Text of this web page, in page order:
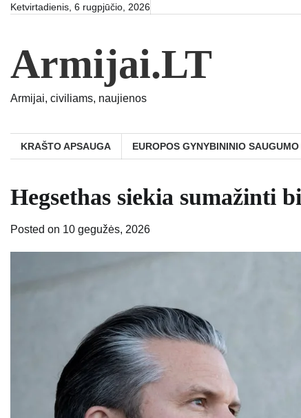
SkipKetvirtadienis, 6 rugpjūčio, 2026
Armijai.LT
Armijai, civiliams, naujienos
KRAŠTO APSAUGA EUROPOS GYNYBININIO
Hegsethas siekia sumažinti
Posted on 10 gegužės, 2026